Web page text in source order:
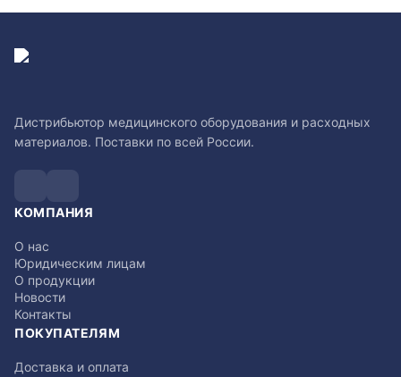
Дистрибьютор медицинского оборудования и расходных
материалов. Поставки по всей России.
КОМПАНИЯ
О нас
Юридическим лицам
О продукции
Новости
Контакты
ПОКУПАТЕЛЯМ
Доставка и оплата